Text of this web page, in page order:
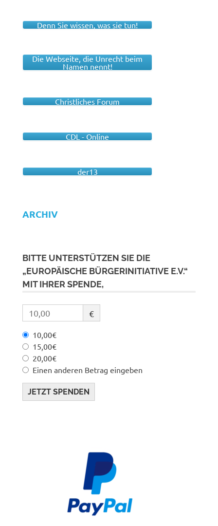
Denn Sie wissen, was sie tun!
Die Webseite, die Unrecht beim
Namen nennt!
Christliches Forum
CDL - Online
der13
ARCHIV
BITTE UNTERSTÜTZEN SIE DIE
„EUROPÄISCHE BÜRGERINITIATIVE E.V.“
MIT IHRER SPENDE,
€
10,00€
15,00€
20,00€
Einen anderen Betrag eingeben
JETZT SPENDEN